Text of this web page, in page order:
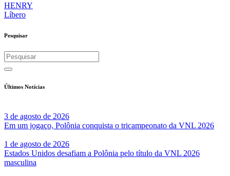
HENRY
Líbero
Pesquisar
Últimos Notícias
3 de agosto de 2026
Em um jogaço, Polônia conquista o tricampeonato da VNL 2026
1 de agosto de 2026
Estados Unidos desafiam a Polônia pelo título da VNL 2026
masculina